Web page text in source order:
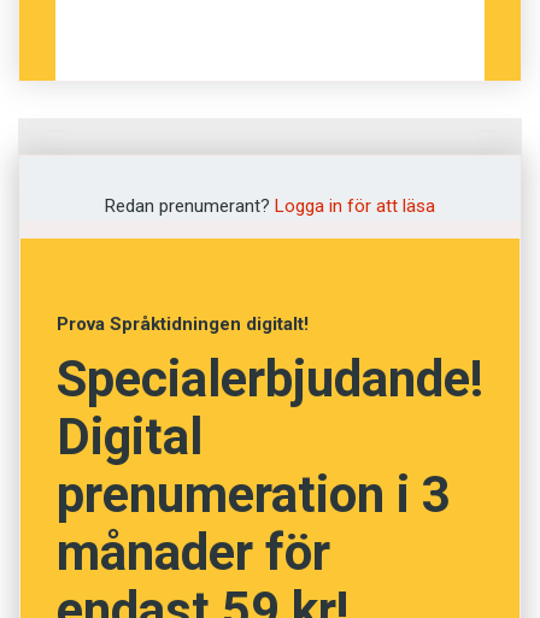
Vad är quadrobics?
En drönartyp
En träningsform
Ett versmått
En energiteknik
Redan prenumerant? Logga in för att läsa
Prova Språktidningen digitalt!
Specialerbjudande!
Digital
prenumeration i 3
månader för